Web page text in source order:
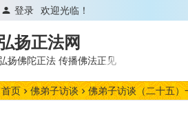
欢迎光临！
登录
扬正法网
扬佛陀正法 传播佛法正见
首页 佛弟子访谈 佛弟子访谈（二十五